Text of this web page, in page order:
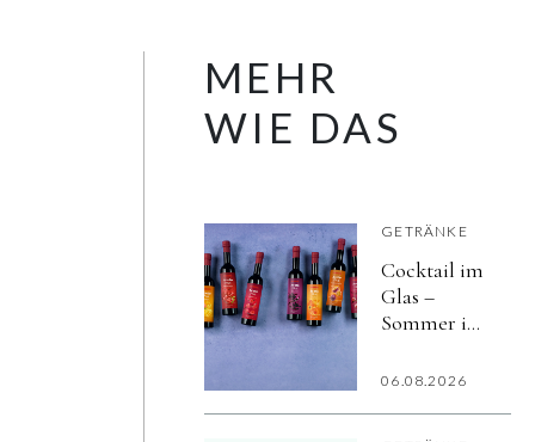
MEHR
WIE DAS
GETRÄNKE
Cocktail im
Glas –
Sommer im
06.08.2026